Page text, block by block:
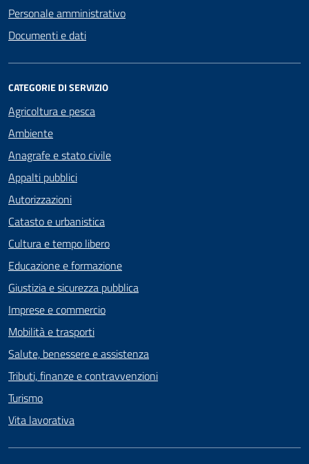
Personale amministrativo
Documenti e dati
CATEGORIE DI SERVIZIO
Agricoltura e pesca
Ambiente
Anagrafe e stato civile
Appalti pubblici
Autorizzazioni
Catasto e urbanistica
Cultura e tempo libero
Educazione e formazione
Giustizia e sicurezza pubblica
Imprese e commercio
Mobilità e trasporti
Salute, benessere e assistenza
Tributi, finanze e contravvenzioni
Turismo
Vita lavorativa